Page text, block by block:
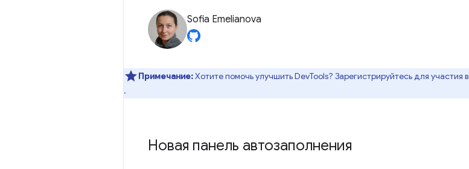
Sofia Emelianova
Примечание:Хотите помочь улучшить DevTools? Зарегистрируйтесь для участия в
.
Новая панель автозаполнения